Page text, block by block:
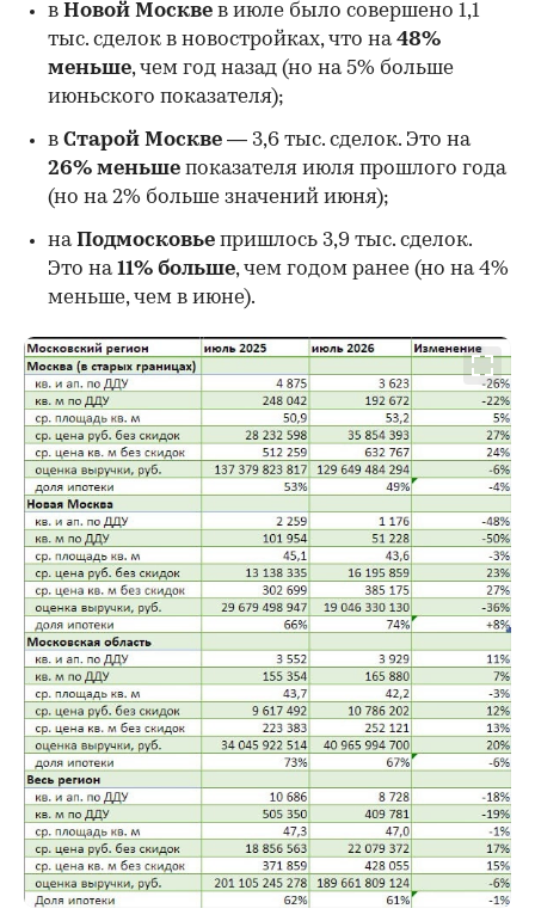
00:00 / 00:00
в Новой Москве в июле было совершено 1,1
тыс. сделок в новостройках, что на48%
меньше, чем год назад (но на 5% больше
июньского показателя);
в Старой Москве — 3,6 тыс. сделок. Это на
26% меньше показателя июля прошлого года
(но на 2% больше значений июня);
наПодмосковье пришлось 3,9 тыс. сделок.
Это на11% больше, чем годом ранее (но на 4%
меньше, чем в июне).